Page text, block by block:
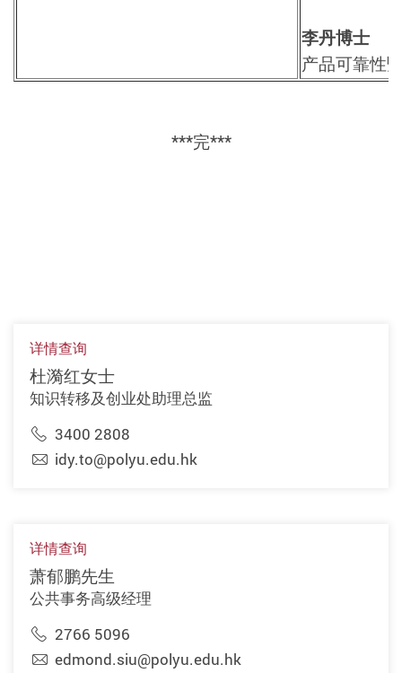
李丹博士
产品可靠性
***完***
详情查询
杜漪红女士
知识转移及创业处助理总监
3400 2808
idy.to@polyu.edu.hk
详情查询
萧郁鹏先生
公共事务高级经理
2766 5096
edmond.siu@polyu.edu.hk